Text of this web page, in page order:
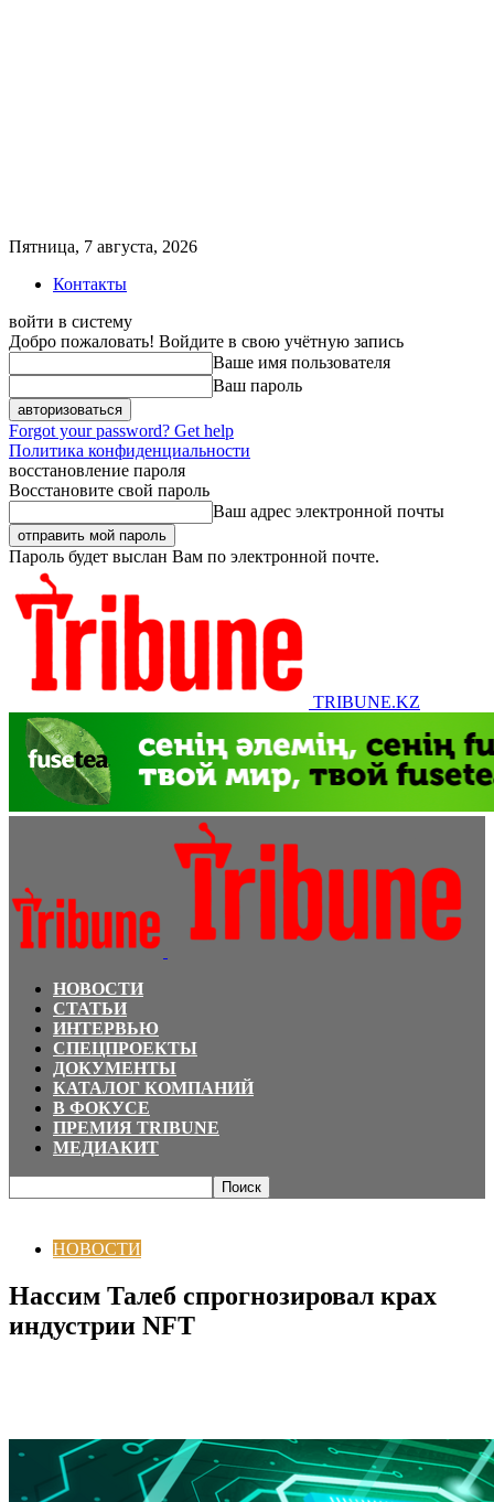
Пятница, 7 августа, 2026
Контакты
войти в систему
Добро пожаловать! Войдите в свою учётную запись
Ваше имя пользователя
Ваш пароль
Forgot your password? Get help
Политика конфиденциальности
восстановление пароля
Восстановите свой пароль
Ваш адрес электронной почты
Пароль будет выслан Вам по электронной почте.
TRIBUNE.KZ
НОВОСТИ
СТАТЬИ
ИНТЕРВЬЮ
СПЕЦПРОЕКТЫ
ДОКУМЕНТЫ
КАТАЛОГ КОМПАНИЙ
В ФОКУСЕ
ПРЕМИЯ TRIBUNE
МЕДИАКИТ
НОВОСТИ
Нассим Талеб спрогнозировал крах
индустрии NFT